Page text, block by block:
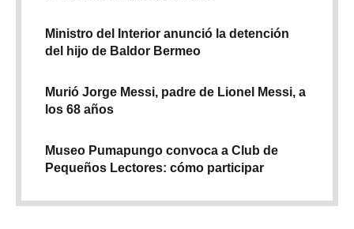
Ministro del Interior anunció la detención
del hijo de Baldor Bermeo
Murió Jorge Messi, padre de Lionel Messi, a
los 68 años
Museo Pumapungo convoca a Club de
Pequeños Lectores: cómo participar